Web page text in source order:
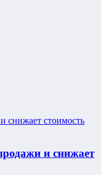
снижает стоимость
и снижает